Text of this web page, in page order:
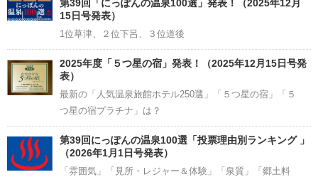
第39回「にっぽんの温泉100選」発表！（2025年12月
15日号発表）
1位草津、２位下呂、３位道後
2025年度「５つ星の宿」発表！（2025年12月15日号発
表）
最新の「人気温泉旅館ホテル250選」「５つ星の宿」「５
つ星の宿プラチナ」は？
第39回にっぽんの温泉100選「投票理由別ランキング 」
（2026年1月1日号発表）
「雰囲気」「見所・レジャー＆体験」「泉質」「郷土料